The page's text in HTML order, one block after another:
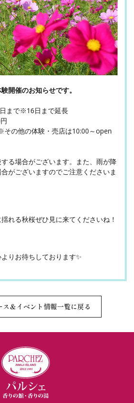
開催のお知らせです。
まで※16日まで延長
の他の体験・売店は10:00～open
る場合がございます。また、雨が降
がございますのでご注意くださいま
れる秋桜ぜひ見に来てくださいね！
りお待ちしております✨
ス＆イベント情報一覧に戻る